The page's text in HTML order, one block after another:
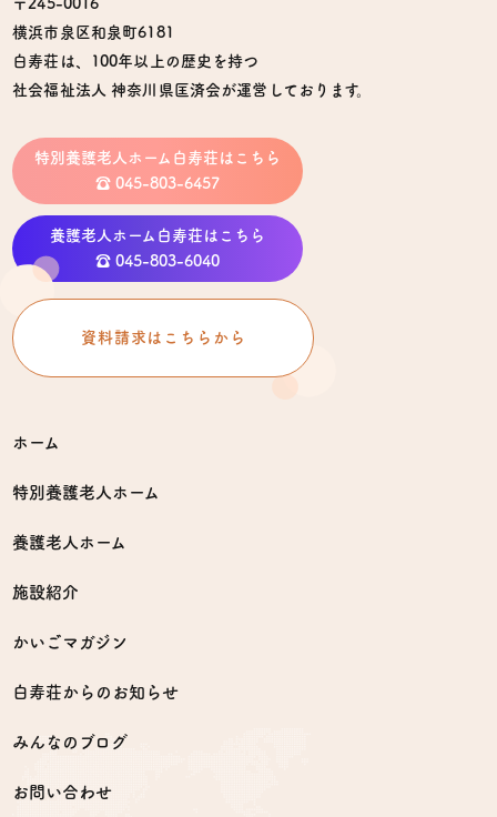
〒245-0016
横浜市泉区和泉町6181
白寿荘は、100年以上の歴史を持つ
社会福祉法人 神奈川県匡済会が運営しております。
特別養護老人ホーム白寿荘はこちら
☎︎ 045-803-6457
養護老人ホーム白寿荘はこちら
☎︎ 045-803-6040
資料請求はこちらから
ホーム
特別養護老人ホーム
養護老人ホーム
施設紹介
かいごマガジン
白寿荘からのお知らせ
みんなのブログ
お問い合わせ